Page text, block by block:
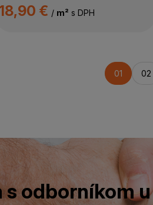
18,90 € / m² s DPH
01 02
s odborníkom u